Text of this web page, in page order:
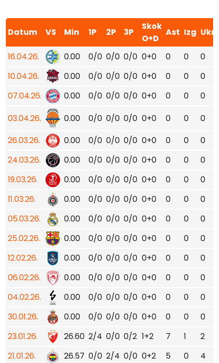
Datum VS Min 1P 2P 3P
Skok
O+D
Ast Izg Ukr
16.04.26. 0.00 0/0 0/0 0/0 0+0 0 0 0
10.04.26.
0.00 0/0 0/0 0/0 0+0 0 0 0
07.04.26.
0.00 0/0 0/0 0/0 0+0 0 0 0
03.04.26.
0.00 0/0 0/0 0/0 0+0 0 0 0
26.03.26.
0.00 0/0 0/0 0/0 0+0 0 0 0
24.03.26.
0.00 0/0 0/0 0/0 0+0 0 0 0
19.03.26.
0.00 0/0 0/0 0/0 0+0 0 0 0
11.03.26.
0.00 0/0 0/0 0/0 0+0 0 0 0
05.03.26.
0.00 0/0 0/0 0/0 0+0 0 0 0
25.02.26.
0.00 0/0 0/0 0/0 0+0 0 0 0
12.02.26.
0.00 0/0 0/0 0/0 0+0 0 0 0
06.02.26.
0.00 0/0 0/0 0/0 0+0 0 0 0
04.02.26.
0.00 0/0 0/0 0/0 0+0 0 0 0
30.01.26.
0.00 0/0 0/0 0/0 0+0 0 0 0
23.01.26.
26.60 2/4 0/0 0/2 1+2 7 1 2
21.01.26.
26.57 0/0 2/4 0/0 0+2 5 0 4